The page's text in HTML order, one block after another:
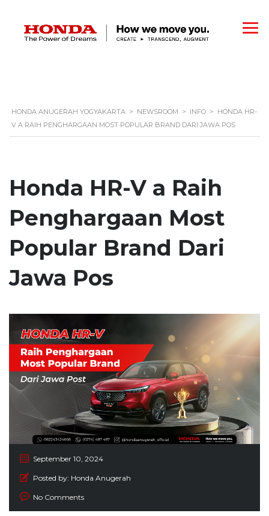
HONDA ANUGERAH YOGYAKARTA > NEWSROOM > INFO > HONDA HR-
V A RAIH PENGHARGAAN MOST POPULAR BRAND DARI JAWA POS
Honda HR-V a Raih
Penghargaan Most
Popular Brand Dari
Jawa Pos
September 10, 2024
Posted by: Honda Anugerah
No Comments